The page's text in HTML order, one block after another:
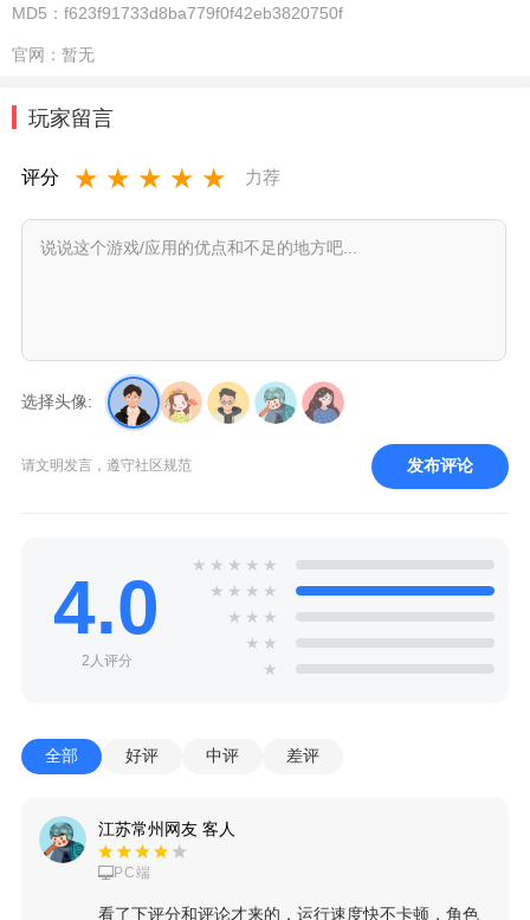
MD5： f623f91733d8ba779f0f42eb3820750f
官网： 暂无
玩家留言
评分 ★ ★ ★ ★ ★ 力荐
选择头像:
请文明发言，遵守社区规范 发布评论
4.0
2人评分
★ ★ ★ ★ ★
★ ★ ★ ★
★ ★ ★
★ ★
★
全部 好评 中评 差评
江苏常州网友 客人
PC端
看了下评分和评论才来的，运行速度快不卡顿，角色